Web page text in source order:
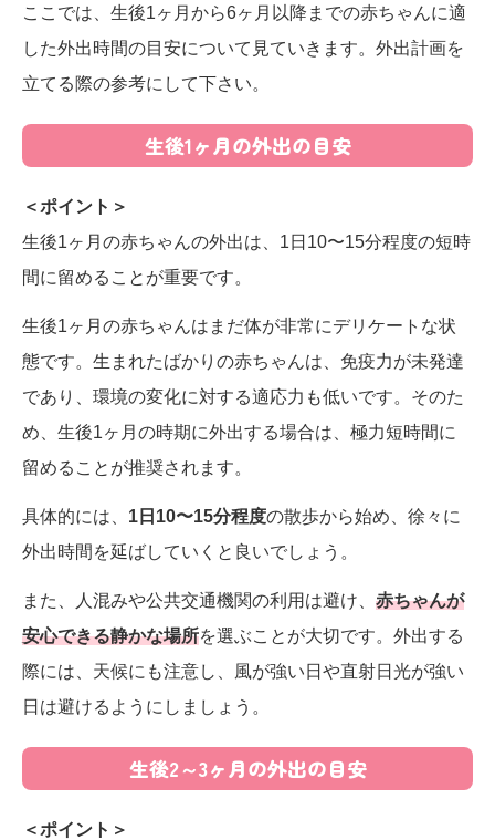
ここでは、生後1ヶ月から6ヶ月以降までの赤ちゃんに適
した外出時間の目安について見ていきます。外出計画を
立てる際の参考にして下さい。
生後1ヶ月の外出の目安
＜ポイント＞
生後1ヶ月の赤ちゃんの外出は、1日10〜15分程度の短時
間に留めることが重要です。
生後1ヶ月の赤ちゃんはまだ体が非常にデリケートな状
態です。生まれたばかりの赤ちゃんは、免疫力が未発達
であり、環境の変化に対する適応力も低いです。そのた
め、生後1ヶ月の時期に外出する場合は、極力短時間に
留めることが推奨されます。
具体的には、 1日10〜15分程度の散歩から始め、徐々に
外出時間を延ばしていくと良いでしょう。
また、人混みや公共交通機関の利用は避け、 赤ちゃんが
安心できる静かな場所を選ぶことが大切です。外出する
際には、天候にも注意し、風が強い日や直射日光が強い
日は避けるようにしましょう。
生後2～3ヶ月の外出の目安
＜ポイント＞